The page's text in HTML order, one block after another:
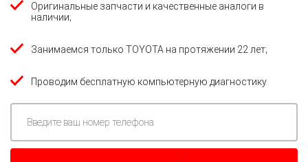
Оригинальные запчасти и качественные аналоги в
наличии;
Занимаемся только TOYOTA на протяжении 22 лет;
Проводим бесплатную компьютерную диагностику.